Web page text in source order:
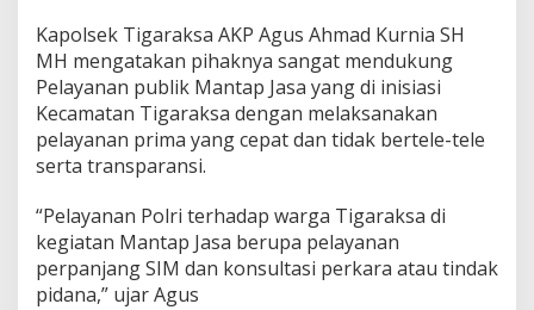
Kapolsek Tigaraksa AKP Agus Ahmad Kurnia SH
MH mengatakan pihaknya sangat mendukung
Pelayanan publik Mantap Jasa yang di inisiasi
Kecamatan Tigaraksa dengan melaksanakan
pelayanan prima yang cepat dan tidak bertele-tele
serta transparansi.
“Pelayanan Polri terhadap warga Tigaraksa di
kegiatan Mantap Jasa berupa pelayanan
perpanjang SIM dan konsultasi perkara atau tindak
pidana,” ujar Agus